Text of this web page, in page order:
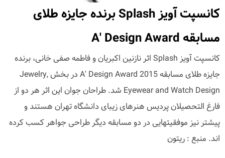
کانسپت آویز Splash برنده جایزه طلای
مسابقه A' Design Award
کانسپت آویز Splash اثر نازنین اکبریان و فاطمه صفی خانی، برنده
جایزه طلای مسابقه A' Design Award 2015 در بخش Jewelry,
Eyewear and Watch Design شد. طراحان جوان این اثر هر دو از
فارغ التحصیلان پردیس هنرهای زیبای دانشگاه تهران هستند و
پیشتر نیز موفقیتهایی در دو مسابقه دیگر طراحی جواهر کسب کرده
اند. منبع : ریتون